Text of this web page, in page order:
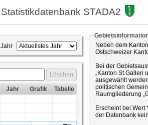
Statistikdatenbank STADA2
Jahr
Löschen
Jahr Grafik
Tabelle
Neben dem
Ostschweizer
Bei der
„Kanton St.Gallen
ausgewählt
politischen
Raumgliederung
Erscheint bei
der Datenbank